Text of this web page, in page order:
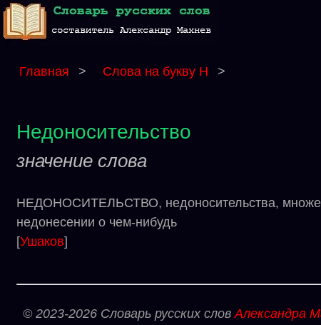
Главная > Слова на букву Н >
Недоносительство
значение слова
НЕДОНОСИТЕЛЬСТВО, недоносительства,
недонесении о чем-нибудь
[Ушаков]
© 2023-2026 Словарь русских словАлександра